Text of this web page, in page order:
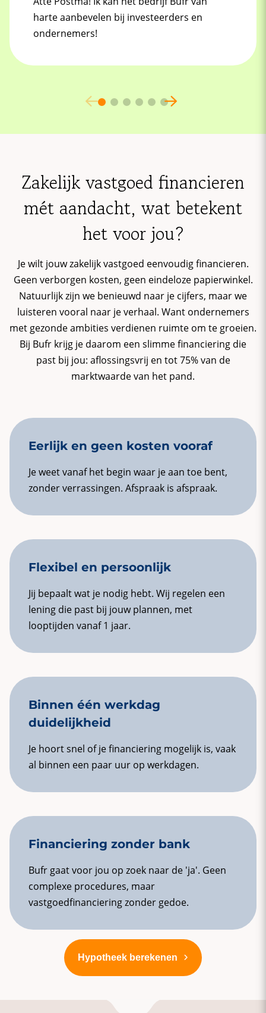
harte aanbevelen bij investeerders en
ondernemers!
Zakelijk vastgoed financieren
mét aandacht, wat betekent
het voor jou?
Je wilt jouw zakelijk vastgoed eenvoudig financieren.
Geen verborgen kosten, geen eindeloze papierwinkel.
Natuurlijk zijn we benieuwd naar je cijfers, maar we
luisteren vooral naar je verhaal. Want ondernemers
met gezonde ambities verdienen ruimte om te groeien.
Bij Bufr krijg je daarom een slimme financiering die
past bij jou: aflossingsvrij en tot 75% van de
marktwaarde van het pand.
Eerlijk en geen kosten vooraf
Je weet vanaf het begin waar je aan toe bent,
zonder verrassingen. Afspraak is afspraak.
Flexibel en persoonlijk
Jij bepaalt wat je nodig hebt. Wij regelen een
lening die past bij jouw plannen, met
looptijden vanaf 1 jaar.
Binnen één werkdag
duidelijkheid
Je hoort snel of je financiering mogelijk is, vaak
al binnen een paar uur op werkdagen.
Financiering zonder bank
Bufr gaat voor jou op zoek naar de 'ja'. Geen
complexe procedures, maar
vastgoedfinanciering zonder gedoe.
Hypotheek berekenen